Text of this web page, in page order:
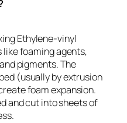
Ethylene-vinyl
foaming agents,
pigments. The
(usually by extrusion
foam expansion.
and cut into sheets of